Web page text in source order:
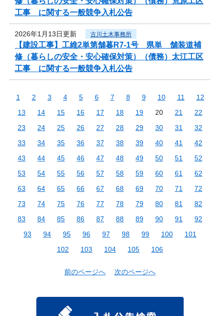
工事 に関する一般競争入札公告
2026年1月13日更新 古川土木事務所
【建設工事】工維2単第舗暮R7-1号 県単 舗装道補
修（暮らしの安全・安心確保対策）（債務）太江工区
工事 に関する一般競争入札公告
1 2 3 4 5 6 7 8 9 10 11
12
13
14 15 16 17 18 19 20 21
22
23
24 25 26 27 28 29 30 31
32
33
34 35 36 37 38 39 40 41
42
43
44 45 46 47 48 49 50 51
52
53
54 55 56 57 58 59 60 61
62
63
64 65 66 67 68 69 70 71
72
73
74 75 76 77 78 79 80 81
82
83
84 85 86 87 88 89 90 91
92
93
94 95 96 97 98 99 100
101
102
103 104 105 106
前のページへ 次のページへ